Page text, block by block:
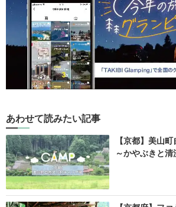
あわせて読みたい記事
【京都】美山
～かやぶきと清